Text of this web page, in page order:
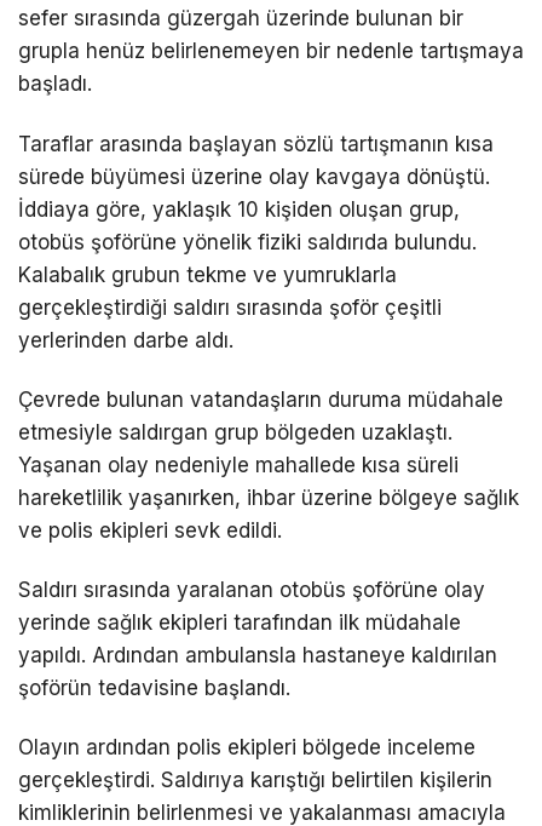
sefer sırasında güzergah üzerinde bulunan bir
grupla henüz belirlenemeyen bir nedenle tartışmaya
başladı.
Taraflar arasında başlayan sözlü tartışmanın kısa
sürede büyümesi üzerine olay kavgaya dönüştü.
İddiaya göre, yaklaşık 10 kişiden oluşan grup,
otobüs şoförüne yönelik fiziki saldırıda bulundu.
Kalabalık grubun tekme ve yumruklarla
gerçekleştirdiği saldırı sırasında şoför çeşitli
yerlerinden darbe aldı.
Çevrede bulunan vatandaşların duruma müdahale
etmesiyle saldırgan grup bölgeden uzaklaştı.
Yaşanan olay nedeniyle mahallede kısa süreli
hareketlilik yaşanırken, ihbar üzerine bölgeye sağlık
ve polis ekipleri sevk edildi.
Saldırı sırasında yaralanan otobüs şoförüne olay
yerinde sağlık ekipleri tarafından ilk müdahale
yapıldı. Ardından ambulansla hastaneye kaldırılan
şoförün tedavisine başlandı.
Olayın ardından polis ekipleri bölgede inceleme
gerçekleştirdi. Saldırıya karıştığı belirtilen kişilerin
kimliklerinin belirlenmesi ve yakalanması amacıyla